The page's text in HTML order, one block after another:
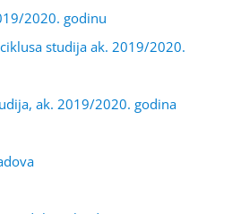
2020. godinu
studija ak. 2019/2020.
ak. 2019/2020. godina